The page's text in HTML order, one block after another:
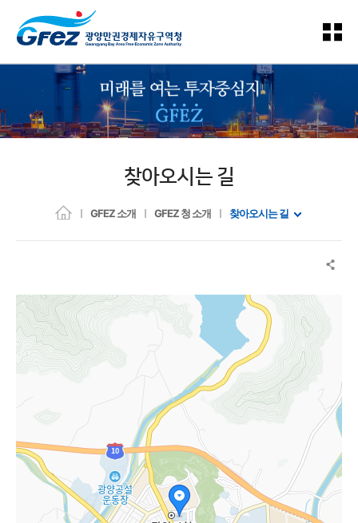
찾아오시는 길
GFEZ 소개 GFEZ 청 소개 찾아오시는 길